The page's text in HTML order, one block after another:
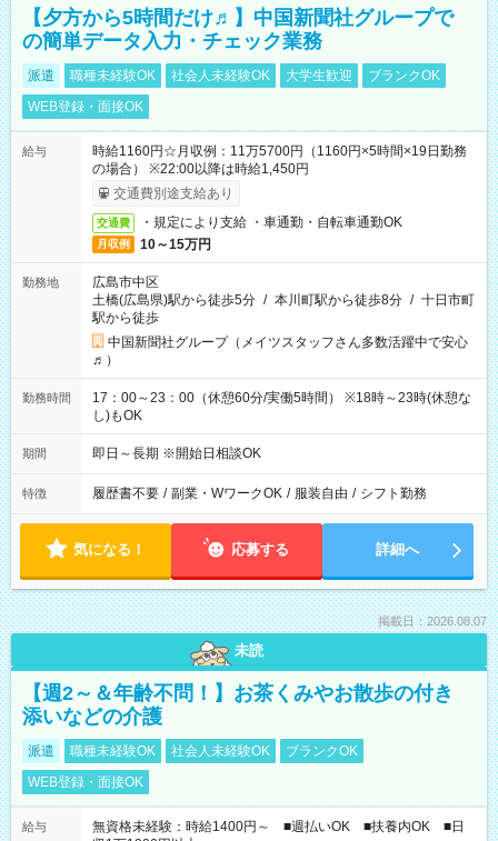
【夕方から5時間だけ♬】中国新聞社グループで
の簡単データ入力・チェック業務
派遣 職種未経験OK 社会人未経験OK 大学生歓迎
ブランクOK
WEB登録・面接OK
給与
時給1160円☆月収例：11万5700円（1160円×5時間×19日勤務
の場合） ※22:00以降は時給1,450円
交通費別途支給あり
交通費 ・規定により支給 ・車通勤・自転車通勤OK
月収例 10～15万円
勤務地
広島市中区
土橋(広島県)駅から徒歩5分 / 本川町駅から徒歩8分 / 十日市町
駅から徒歩
中国新聞社グループ（メイツスタッフさん多数活躍中で安心
♬）
勤務時間
17：00～23：00（休憩60分/実働5時間） ※18時～23時(休憩な
し)もOK
期間 即日～長期 ※開始日相談OK
特徴 履歴書不要 / 副業・WワークOK / 服装自由 / シフト勤務
気になる！ 応募する 詳細へ
掲載日：2026.08.07
未読
【週2～＆年齢不問！】お茶くみやお散歩の付き
添いなどの介護
派遣 職種未経験OK 社会人未経験OK
ブランクOK
WEB登録・面接OK
給与
無資格未経験：時給1400円～ ■週払いOK ■扶養内OK ■日